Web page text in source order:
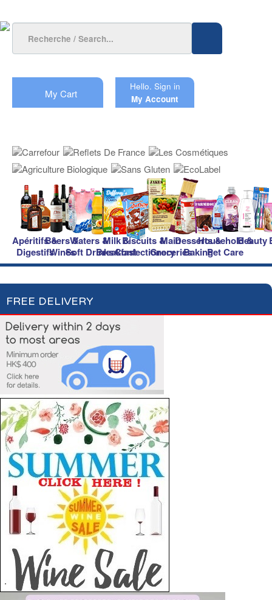
My Cart
Hello. Sign in
My Account
Apéritifs &
Digestifs
Beers &
Wines
Waters &
Soft Drinks
Milk &
Breakfast
Biscuits &
Confectionery
Main
Groceries
Desserts &
Baking
Household &
Pet Care
Beauty
FREE DELIVERY